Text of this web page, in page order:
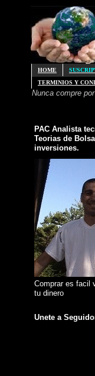
HOME
TERMINIOS Y
Nunca compre
PAC Analista
Teorias de
inversiones.
Comprar es facil
tu dinero
Unete a